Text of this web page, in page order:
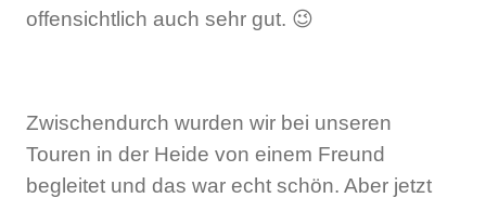
offensichtlich auch sehr gut. 😉
Zwischendurch wurden wir bei unseren
Touren in der Heide von einem Freund
begleitet und das war echt schön. Aber jetzt